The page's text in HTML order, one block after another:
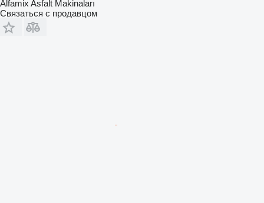
Alfamix Asfalt Makinaları
Связаться с продавцом